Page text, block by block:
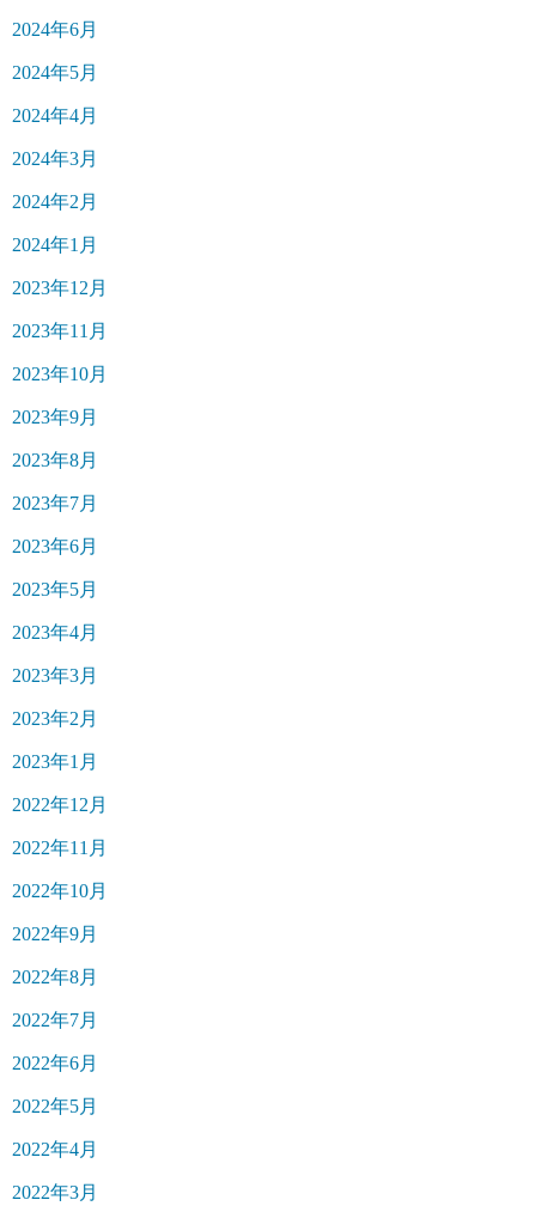
2024年6月
2024年5月
2024年4月
2024年3月
2024年2月
2024年1月
2023年12月
2023年11月
2023年10月
2023年9月
2023年8月
2023年7月
2023年6月
2023年5月
2023年4月
2023年3月
2023年2月
2023年1月
2022年12月
2022年11月
2022年10月
2022年9月
2022年8月
2022年7月
2022年6月
2022年5月
2022年4月
2022年3月